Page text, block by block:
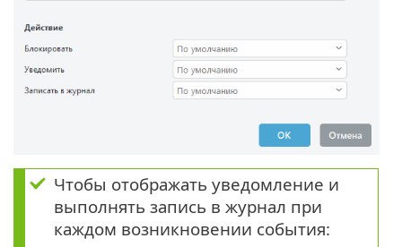
Чтобы отображать уведомление и
выполнять запись в журнал при
каждом возникновении события: